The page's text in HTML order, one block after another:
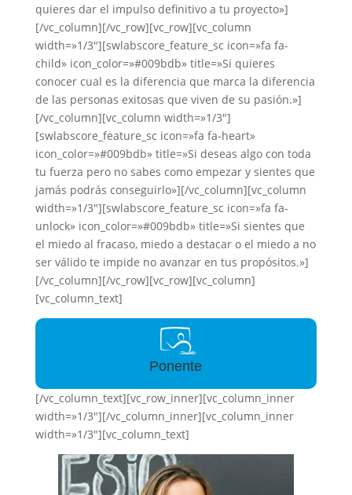
quieres dar el impulso definitivo a tu proyecto»]
[/vc_column][/vc_row][vc_row][vc_column
width=»1/3″][swlabscore_feature_sc icon=»fa fa-
child» icon_color=»#009bdb» title=»Si quieres
conocer cual es la diferencia que marca la diferencia
de las personas exitosas que viven de su pasión.»]
[/vc_column][vc_column width=»1/3″]
[swlabscore_feature_sc icon=»fa fa-heart»
icon_color=»#009bdb» title=»Si deseas algo con toda
tu fuerza pero no sabes como empezar y sientes que
jamás podrás conseguirlo»][/vc_column][vc_column
width=»1/3″][swlabscore_feature_sc icon=»fa fa-
unlock» icon_color=»#009bdb» title=»Si sientes que
el miedo al fracaso, miedo a destacar o el miedo a no
ser válido te impide no avanzar en tus propósitos.»]
[/vc_column][/vc_row][vc_row][vc_column]
[vc_column_text]
Ponente
[/vc_column_text][vc_row_inner][vc_column_inner
width=»1/3″][/vc_column_inner][vc_column_inner
width=»1/3″][vc_column_text]